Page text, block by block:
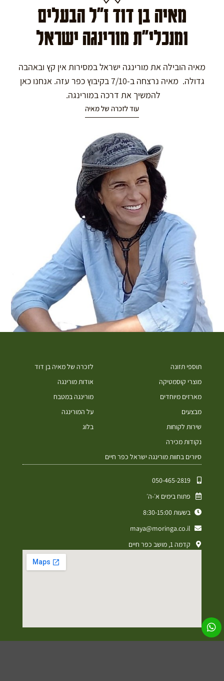
מאיה בן דוד ז"ל הבעלים
ומנכלי"ת מורינגה ישראל
מאיה הובילה את מורינגה ישראל במסירות אין קץ ובאהבה
גדולה. מאיה נרצחה ב-7/10 בקיבוץ כפר עזה. אנחנו כאן
להמשיך את דרכה במורינגה.
עוד לזכרה של מאיה
תוספי תזונה
מוצרי קוסמטיקה
מארזים מיוחדים
מבצעים
שירות לקוחות
נקודות מכירה
סיורים בחוות מורינגה ישראל כפר חיים
לזכרה של מאיה בן דוד
אודות מורינגה
מורינגה במטבח
על המורינגה
בלוג
050-465-2819⁩
פתוח בימים א׳-ה׳
בשעות 8:30-15:00
maya@moringa.co.il
קדמה 1, מושב כפר חיים